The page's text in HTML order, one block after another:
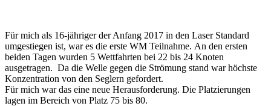
Für mich als 16-jähriger der Anfang 2017 in den Laser Standard
umgestiegen ist, war es die erste WM Teilnahme. An den ersten
beiden Tagen wurden 5 Wettfahrten bei 22 bis 24 Knoten
ausgetragen. Da die Welle gegen die Strömung stand war höchste
Konzentration von den Seglern gefordert.
Für mich war das eine neue Herausforderung. Die Platzierungen
lagen im Bereich von Platz 75 bis 80.